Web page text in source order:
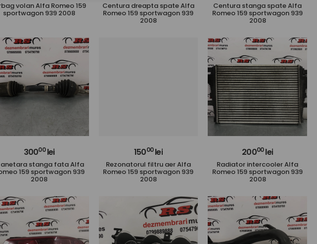
volan Alfa Romeo 159
sportwagon 939 2008
Centura dreapta spate Alfa
Romeo 159 sportwagon 939
2008
Centura stanga spate Alfa
Romeo 159 sportwagon 939
2008
30000lei
stanga fata Alfa
159 sportwagon 939
2008
15000lei
Rezonatorul filtru aer Alfa
Romeo 159 sportwagon 939
2008
20000lei
Radiator intercooler Alfa
Romeo 159 sportwagon 939
2008